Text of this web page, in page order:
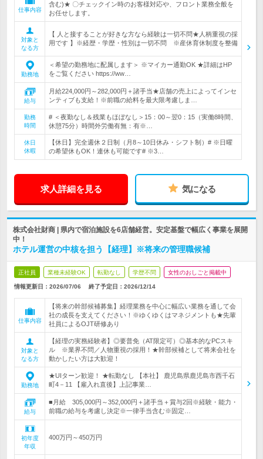
仕事内容
含む)★ 〇チェックイン時のお客様対応や、フロント業務全般を
お任せします。
対象と
なる方
【 人と接することが好きな方なら経験は一切不問★人柄重視の採
用です 】※経歴・学歴・性別は一切不問 ※産休育休制度を整備
勤務地
＜希望の勤務地に配属します＞ ※マイカー通勤OK ★詳細はHP
をご覧ください https://ww…
給与
月給224,000円～282,000円＋諸手当★店舗の売上によってインセ
ンティブも支給！※前職の給料を最大限考慮しま…
勤務
時間
# ＜夜勤なし＆残業もほぼなし＞15：00～翌0：15（実働8時間、
休憩75分）時間外労働有無：有※…
休日
休暇
【休日】完全週休２日制（月8～10日休み・シフト制）# ※日曜
の希望休もOK！連休も可能です# ※3…
求人詳細を見る 気になる
株式会社財商 | 県内で宿泊施設を6店舗経営。安定基盤で幅広く事業を展開
中！
ホテル運営の中核を担う【経理】※将来の管理職候補
正社員 業種未経験OK 転勤なし 学歴不問 女性のおしごと掲載中
情報更新日：2026/07/06 終了予定日： 2026/12/14
仕事内容
【将来の幹部候補募集】経理業務を中心に幅広い業務を通して会
社の成長を支えてください！※ゆくゆくはマネジメントも★先輩
社員によるOJT研修あり
対象と
なる方
【経理の実務経験者】◎要普免（AT限定可）◎基本的なPCスキ
ル ※業界不問／人物重視の採用！★幹部候補として将来会社を
動かしたい方は大歓迎！
勤務地
★UIターン歓迎！ ★転勤なし 【本社】 鹿児島県鹿児島市西千石
町4－11 【雇入れ直後】上記事業…
給与
■月給 305,000円～352,000円＋諸手当＋賞与2回※経験・能力・
前職の給与を考慮し決定※一律手当含む※固定…
初年度
年収
400万円～450万円